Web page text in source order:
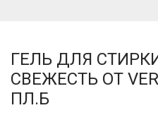
ГЕЛЬ ДЛЯ СТИРКИ
СВЕЖЕСТЬ ОТ
ПЛ.Б